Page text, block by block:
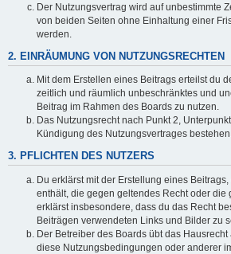
Der Nutzungsvertrag wird auf unbestimmte
von beiden Seiten ohne Einhaltung einer
werden.
2. EINRÄUMUNG VON NUTZUNGSRECHTEN
Mit dem Erstellen eines Beitrags erteilst du
zeitlich und räumlich unbeschränktes und
Beitrag im Rahmen des Boards zu nutzen.
Das Nutzungsrecht nach Punkt 2,
Kündigung des Nutzungsvertrages
3. PFLICHTEN DES NUTZERS
Du erklärst mit der Erstellung eines
enthält, die gegen geltendes Recht oder die
erklärst insbesondere, dass du das Recht
Beiträgen verwendeten Links und Bilder zu
Der Betreiber des Boards übt das
diese Nutzungsbedingungen oder anderer